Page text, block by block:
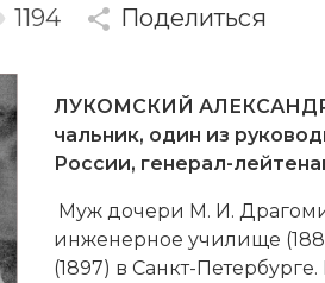
1194 Поделиться
ЛУКОМСКИЙ АЛЕКСАНДР
чаль­ник, один из
Рос­сии, генерал-
Муж до­че­ри М. И.
инженерное училище
(1897) в Санкт-Пе­тер­бур­ге.